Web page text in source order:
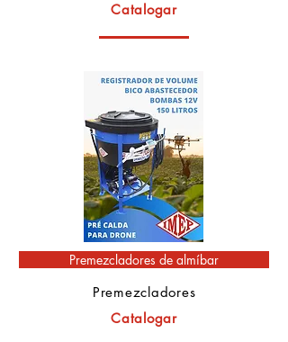
Catalogar
Premezcladores de almíbar
Premezcladores
Catalogar